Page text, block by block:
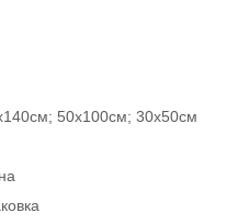
50х100см; 30х50см